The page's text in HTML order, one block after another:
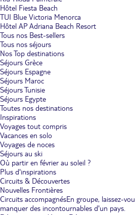
Hôtel Fiesta Beach
TUI Blue Victoria Menorca
Hôtel AP Adriana Beach Resort
Tous nos Best-sellers
Tous nos séjours
Nos Top destinations
Séjours Grèce
Séjours Espagne
Séjours Maroc
Séjours Tunisie
Séjours Egypte
Toutes nos destinations
Inspirations
Voyages tout compris
Vacances en solo
Voyages de noces
Séjours au ski
Où partir en février au soleil ?
Plus d'inspirations
Circuits & Découvertes
Nouvelles Frontières
Circuits accompagnésEn groupe, laissez-
manquer des incontournables d'un pays.